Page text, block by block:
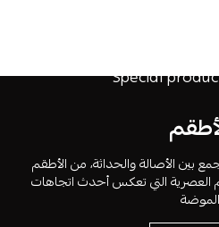
بين الأصالة والحداثة، من الأطقم
العصرية التي تعكس أحدث اتجاهات
الموضة